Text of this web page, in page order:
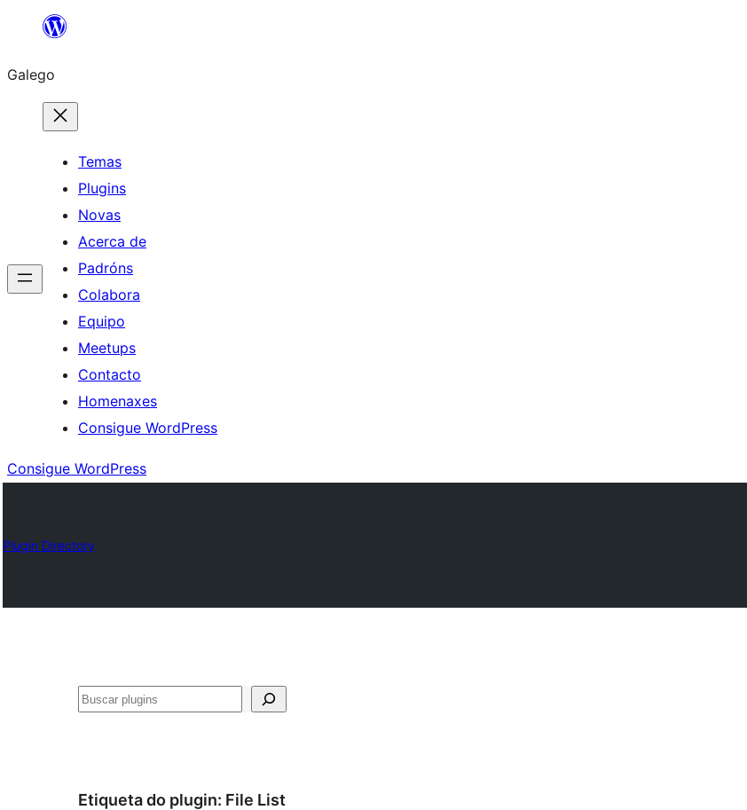
Saltar
contido
Galego
Temas
Plugins
Novas
Acerca de
Padróns
Colabora
Equipo
Meetups
Contacto
Homenaxes
Consigue WordPress
Consigue WordPress
Plugin Directory
Buscar
Etiqueta do plugin: File List